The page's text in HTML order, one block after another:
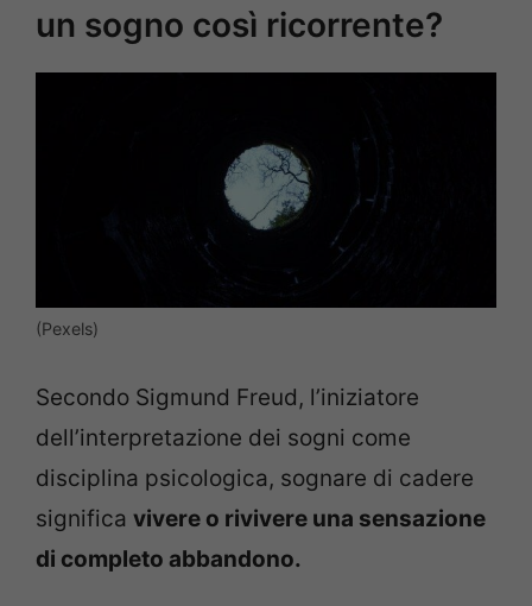
un sogno così ricorrente?
(Pexels)
Secondo Sigmund Freud, l’iniziatore
dell’interpretazione dei sogni come
disciplina psicologica, sognare di cadere
significa vivere o rivivere una sensazione
di completo abbandono.